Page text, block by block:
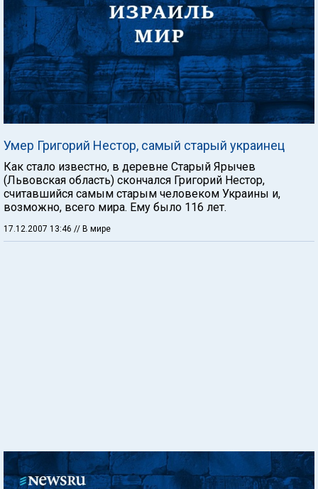
Умер Григорий Нестор, самый старый украинец
Как стало известно, в деревне Старый Ярычев
(Львовская область) скончался Григорий Нестор,
считавшийся самым старым человеком Украины и,
возможно, всего мира. Ему было 116 лет.
17.12.2007 13:46 // В мире